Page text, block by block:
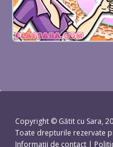
Copyright © Gătit cu Sara,
Toate drepturile rezervate
Informații de contact |